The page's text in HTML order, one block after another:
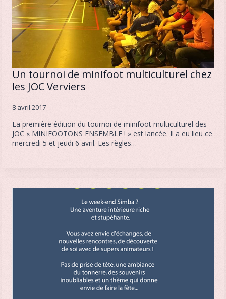
Un tournoi de minifoot multiculturel chez
les JOC Verviers
8 avril 2017
La première édition du tournoi de minifoot multiculturel des
JOC « MINIFOOTONS ENSEMBLE ! » est lancée. Il a eu lieu ce
mercredi 5 et jeudi 6 avril. Les règles…